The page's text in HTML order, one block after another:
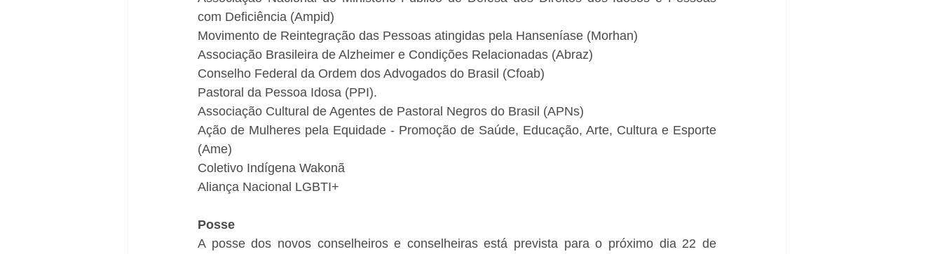
com Deficiência (Ampid)
Movimento de Reintegração das Pessoas atingidas pela Hanseníase (Morhan)
Associação Brasileira de Alzheimer e Condições Relacionadas (Abraz)
Conselho Federal da Ordem dos Advogados do Brasil (Cfoab)
Pastoral da Pessoa Idosa (PPI).
Associação Cultural de Agentes de Pastoral Negros do Brasil (APNs)
Ação de Mulheres pela Equidade - Promoção de Saúde, Educação, Arte, Cultura e Esporte
(Ame)
Coletivo Indígena Wakonã
Aliança Nacional LGBTI+
Posse
A posse dos novos conselheiros e conselheiras está prevista para o próximo dia 22 de